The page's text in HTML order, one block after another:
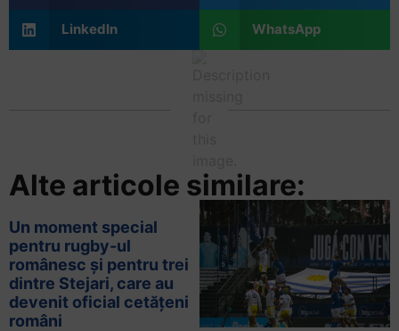
LinkedIn WhatsApp
Alte articole similare:
Un moment special
pentru rugby-ul
românesc și pentru trei
dintre Stejari, care au
devenit oficial cetățeni
români